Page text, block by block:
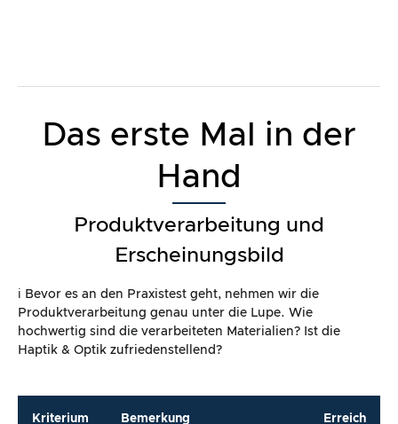
Das erste Mal in der
Hand
Produktverarbeitung und
Erscheinungsbild
ℹ️ Bevor es an den Praxistest geht, nehmen wir die
Produktverarbeitung genau unter die Lupe. Wie
hochwertig sind die verarbeiteten Materialien? Ist die
Haptik & Optik zufriedenstellend?
Kriterium Bemerkung
Erreich